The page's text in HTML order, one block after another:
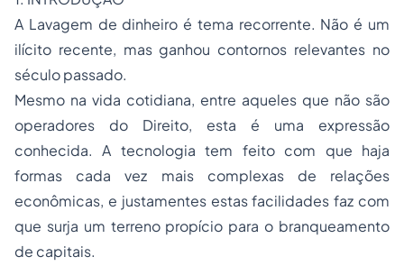
A Lavagem de dinheiro é tema recorrente. Não é um
ilícito recente, mas ganhou contornos relevantes no
século passado.
Mesmo na vida cotidiana, entre aqueles que não são
operadores do Direito, esta é uma expressão
conhecida. A tecnologia tem feito com que haja
formas cada vez mais complexas de relações
econômicas, e justamentes estas facilidades faz com
que surja um terreno propício para o branqueamento
de capitais.